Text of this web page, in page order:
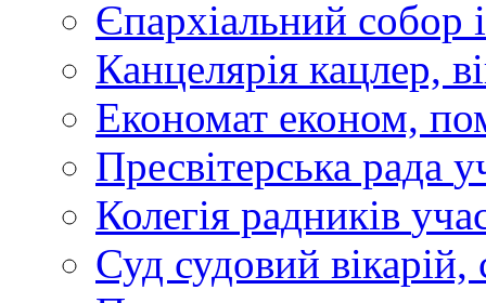
Єпархіальний собор
Канцелярія кацлер,
Економат економ,
Пресвітерська рада
Колегія радників
Суд судовий вікарій,